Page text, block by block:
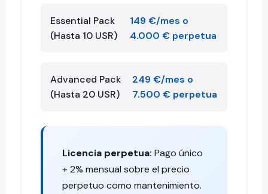
Essential Pack
(Hasta 10 USR)
149 €/mes o
4.000 € perpetua
Advanced Pack
(Hasta 20 USR)
249 €/mes o
7.500 € perpetua
Licencia perpetua: Pago único
+ 2% mensual sobre el precio
perpetuo como mantenimiento.